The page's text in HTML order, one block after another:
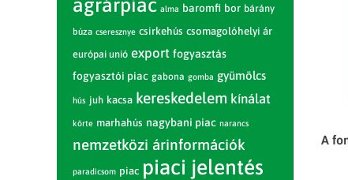
A
agrárpiac alma baromfi bor bárány
búza cseresznye csirkehús csomagolóhelyi ár
európai unió export fogyasztás
fogyasztói piac gabona gomba gyümölcs
hús juh kacsa kereskedelem kínálat
körte marhahús nagybani piac narancs
nemzetközi árinformációk
paradicsom piac piaci jelentés